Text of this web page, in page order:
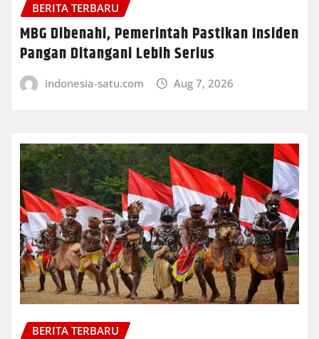
BERITA TERBARU
MBG Dibenahi, Pemerintah Pastikan Insiden
Pangan Ditangani Lebih Serius
indonesia-satu.com Aug 7, 2026
BERITA TERBARU